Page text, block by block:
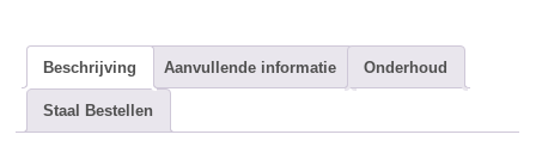
Beschrijving Aanvullende informatie Onderhoud
Staal Bestellen